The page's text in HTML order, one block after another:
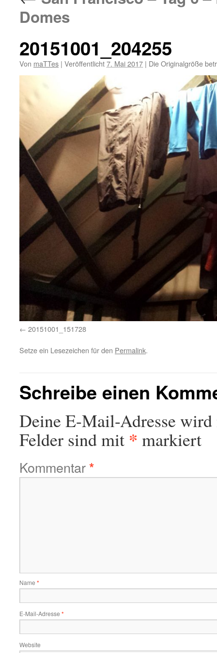
Domes
20151001_204255
Von maTTes | Veröffentlicht7. Mai 2017 | Die Originalgröße
20151001_151728
Setze ein Lesezeichen für den Permalink.
Schreibe einen
Deine E-Mail-Adresse
Felder sind mit * markiert
Kommentar*
Name *
E-Mail-Adresse *
Website